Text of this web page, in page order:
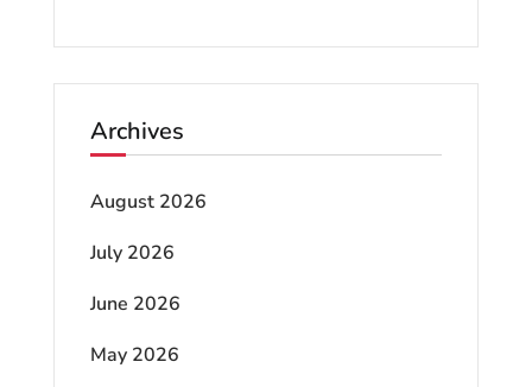
Archives
August 2026
July 2026
June 2026
May 2026